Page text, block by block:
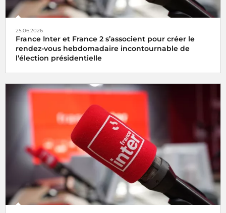
25.06.2026
France Inter et France 2 s’associent pour créer le
rendez-vous hebdomadaire incontournable de
l’élection présidentielle